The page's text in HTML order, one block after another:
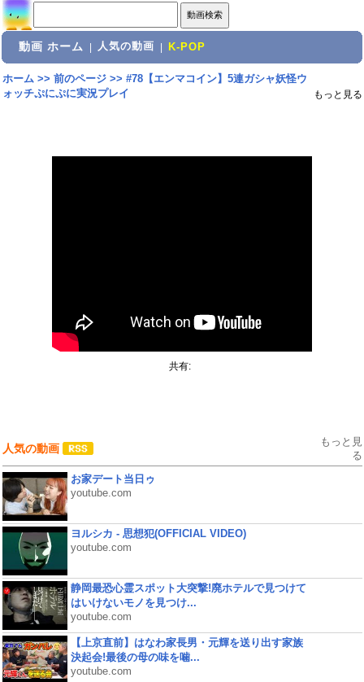
動画 ホーム 人気の動画 K-POP
ホーム>> 前のページ>> #78【エンマコイン】5連ガシャ妖怪ウ
ォッチぷにぷに実況プレイ
もっと見る
共有:
人気の動画
もっと見
る
お家デート当日ゥ
youtube.com
ヨルシカ - 思想犯(OFFICIAL VIDEO)
youtube.com
静岡最恐心霊スポット大突撃!廃ホテルで見つけて
はいけないモノを見つけ...
youtube.com
【上京直前】はなわ家長男・元輝を送り出す家族
決起会!最後の母の味を噛...
youtube.com